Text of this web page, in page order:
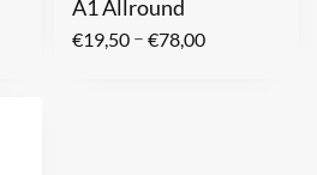
A1 Allround
€19,50 – €78,00